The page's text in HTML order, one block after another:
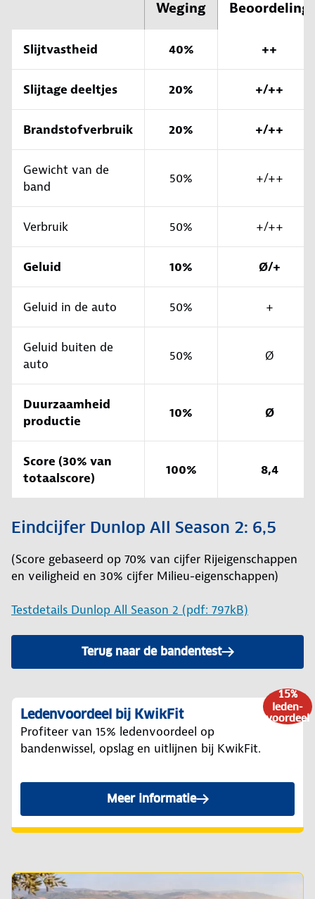
Weging Beoordeling
Slijtvastheid 40% ++
Slijtage deeltjes 20% +/++
Brandstofverbruik 20% +/++
Gewicht van de
band
50% +/++
Verbruik 50% +/++
Geluid 10% Ø/+
Geluid in de auto 50% +
Geluid buiten de
auto
50% Ø
Duurzaamheid
productie
10% Ø
Score (30% van
totaalscore)
100% 8,4
Eindcijfer Dunlop All Season 2: 6,5
(Score gebaseerd op 70% van cijfer Rijeigenschappen
en veiligheid en 30% cijfer Milieu-eigenschappen)
Testdetails Dunlop All Season 2 (pdf: 797kB)
Terug naar de bandentest
15%
leden-
voordeel
Ledenvoordeel bij KwikFit
Profiteer van 15% ledenvoordeel op
bandenwissel, opslag en uitlijnen bij KwikFit.
Meer informatie